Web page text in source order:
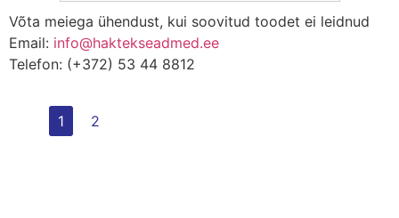
Võta meiega ühendust, kui soovitud toodet ei leidnud
Email: info@haktekseadmed.ee
Telefon: (+372) 53 44 8812
1 2